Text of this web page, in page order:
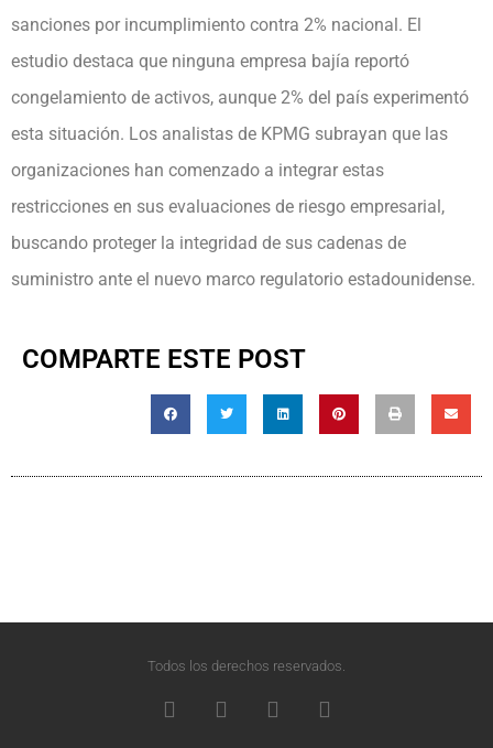
sanciones por incumplimiento contra 2% nacional. El
estudio destaca que ninguna empresa bajía reportó
congelamiento de activos, aunque 2% del país experimentó
esta situación. Los analistas de KPMG subrayan que las
organizaciones han comenzado a integrar estas
restricciones en sus evaluaciones de riesgo empresarial,
buscando proteger la integridad de sus cadenas de
suministro ante el nuevo marco regulatorio estadounidense.
COMPARTE ESTE POST
Todos los derechos reservados.